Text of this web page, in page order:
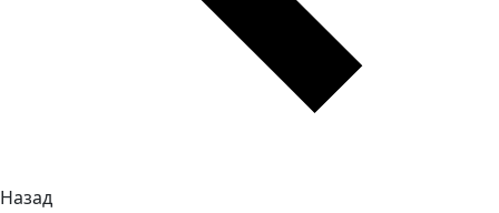
Назад